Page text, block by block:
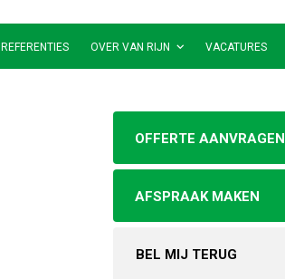
REFERENTIES OVER VAN RIJN VACATURES
OFFERTE AANVRAGEN
AFSPRAAK MAKEN
BEL MIJ TERUG